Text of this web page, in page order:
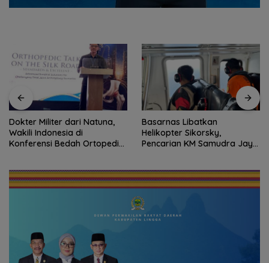
Dokter Militer dari Natuna,
Wakili Indonesia di
Konferensi Bedah Ortopedi
Basarnas Libatkan
Helikopter Sikorsky,
Pencarian KM Samudra Jaya